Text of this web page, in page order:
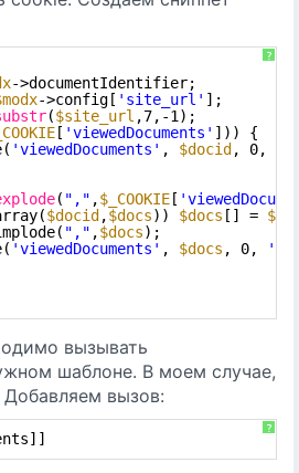
?
->documentIdentifier;
->config[ 'site_url' ];
($site_url ,7,-1);
[ 'viewedDocuments' ])) {
'viewedDocuments' , $docid , 0,
( "," ,$_COOKIE [
$docid ,$docs)) $docs [] =
"," ,$docs);
'viewedDocuments' , $docs , 0, '/'
вызывать
шаблоне. В моем случае,
вызов:
?